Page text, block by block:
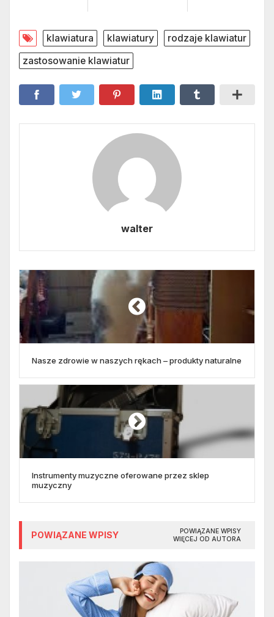
klawiatura klawiatury
rodzaje klawiatur
zastosowanie klawiatur
walter
Nasze zdrowie w naszych rękach – produkty naturalne
Instrumenty muzyczne oferowane przez sklep
muzyczny
POWIĄZANE WPISY
POWIĄZANE WPISY
WIĘCEJ OD AUTORA